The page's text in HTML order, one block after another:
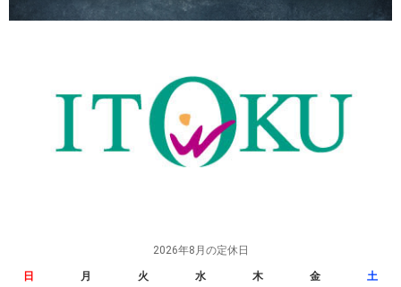
2026年8月の定休日
日 月 火 水 木 金
土